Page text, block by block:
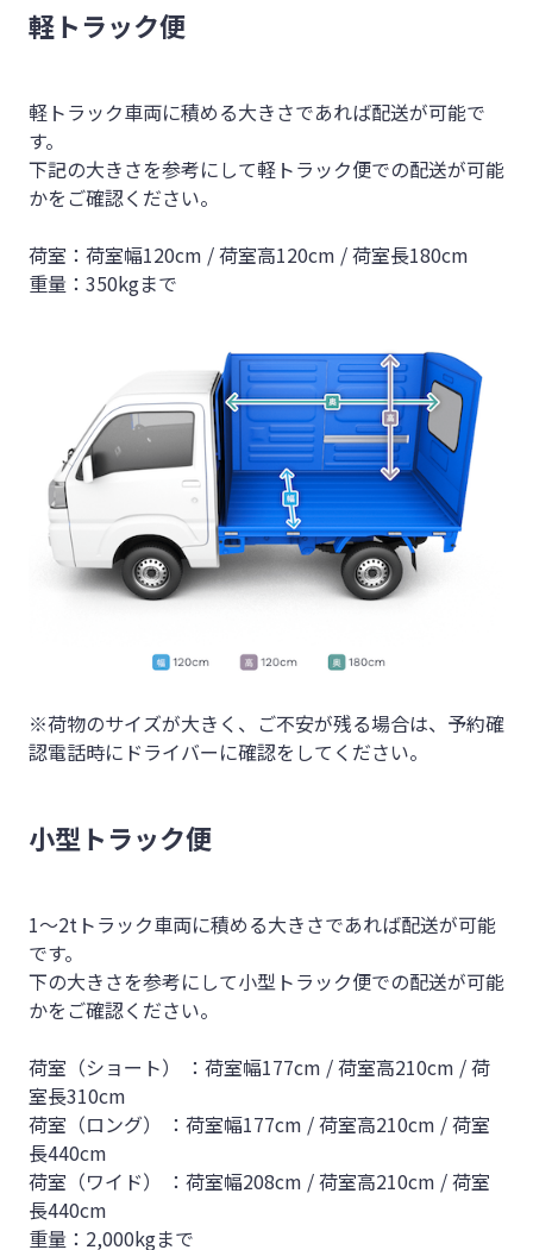
軽トラック便
軽トラック車両に積める大きさであれば配送が可能で
す。
下記の大きさを参考にして軽トラック便での配送が可能
かをご確認ください。
荷室：荷室幅120cm / 荷室高120cm / 荷室長180cm
重量：350kgまで
※荷物のサイズが大きく、ご不安が残る場合は、予約確
認電話時にドライバーに確認をしてください。
小型トラック便
1〜2tトラック車両に積める大きさであれば配送が可能
です。
下の大きさを参考にして小型トラック便での配送が可能
かをご確認ください。
荷室（ショート） ：荷室幅177cm / 荷室高210cm / 荷
室長310cm
荷室（ロング） ：荷室幅177cm / 荷室高210cm / 荷室
長440cm
荷室（ワイド） ：荷室幅208cm / 荷室高210cm / 荷室
長440cm
重量：2,000kgまで